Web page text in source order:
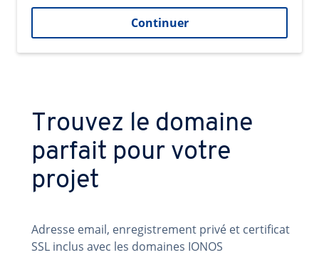
Continuer
Trouvez le domaine
parfait pour votre
projet
Adresse email, enregistrement privé et certificat
SSL inclus avec les domaines IONOS